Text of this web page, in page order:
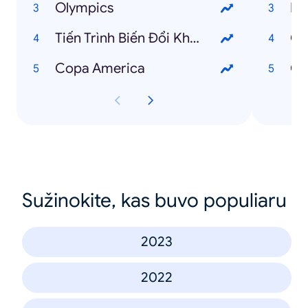
Olympics
Tiến Trình Biến Đổi Khí Hậu
Copa America
Sužinokite, kas buvo populiaru
2023
2022